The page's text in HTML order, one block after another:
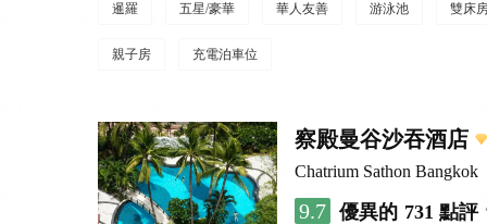
暹羅 五星/豪華 華人友善 游泳池 雙床
親子房 充電泊車位
察殿曼谷沙吞酒店
Chatrium Sathon Bangkok
9.7 優異的 731 點評